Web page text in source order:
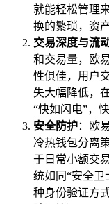
就能轻松管理
换的繁琐，资
交易深度与流
和交易量，欧
性俱佳，用户
失大幅降低，
“快如闪电”，
安全防护：欧
冷热钱包分离
于日常小额交
统如同“安全卫
种身份验证方